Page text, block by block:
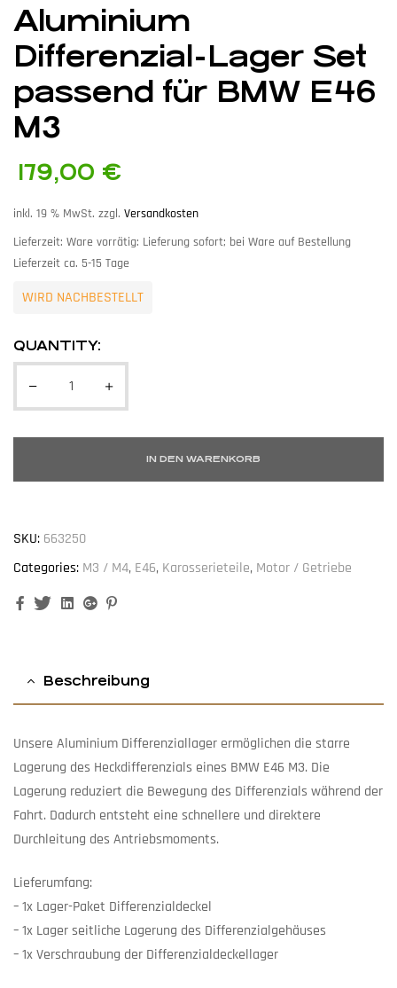
Aluminium
Differenzial-Lager Set
passend für BMW E46
M3
179,00 €
inkl. 19 % MwSt. zzgl. Versandkosten
Lieferzeit: Ware vorrätig: Lieferung sofort; bei Ware auf Bestellung
Lieferzeit ca. 5-15 Tage
WIRD NACHBESTELLT
QUANTITY:
IN DEN WARENKORB
SKU: 663250
Categories: M3 / M4, E46, Karosserieteile, Motor / Getriebe
FacebookTwitterLinkedinGoogle+
Beschreibung
Unsere Aluminium Differenziallager ermöglichen die starre
Lagerung des Heckdifferenzials eines BMW E46 M3. Die
Lagerung reduziert die Bewegung des Differenzials während der
Fahrt. Dadurch entsteht eine schnellere und direktere
Durchleitung des Antriebsmoments.
Lieferumfang:
– 1x Lager-Paket Differenzialdeckel
– 1x Lager seitliche Lagerung des Differenzialgehäuses
– 1x Verschraubung der Differenzialdeckellager